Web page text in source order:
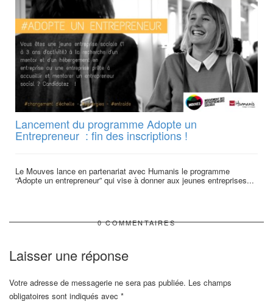
Lancement du programme Adopte un
Entrepreneur : fin des inscriptions !
Le Mouves lance en partenariat avec Humanis le programme
“Adopte un entrepreneur” qui vise à donner aux jeunes entreprises...
0 COMMENTAIRES
Laisser une réponse
Votre adresse de messagerie ne sera pas publiée. Les champs
obligatoires sont indiqués avec *